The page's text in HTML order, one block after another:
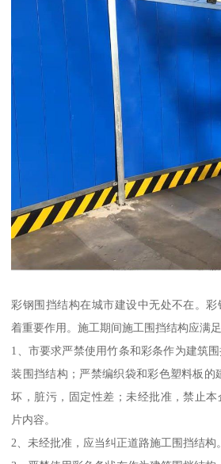
彩钢围挡结构在城市建设中无处不在。
着重要作用。施工期间施工围挡结构应满
1、市要求严禁使用竹条和彩条作为建筑
装围挡结构；严禁编织袋和彩色塑料板的
坏，脏污，固定性差；未经批准，禁止
片内容。
2、未经批准，应当纠正道路施工围挡结构。